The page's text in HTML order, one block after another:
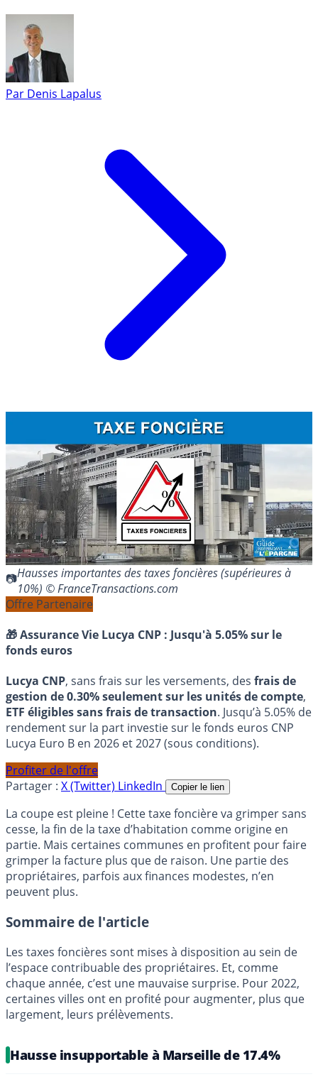
Par Denis Lapalus
Hausses importantes des taxes foncières (supérieures à
10%) © FranceTransactions.com
Offre Partenaire
🎁 Assurance Vie Lucya CNP : Jusqu'à 5.05% sur le
fonds euros
Lucya CNP, sans frais sur les versements, des frais de
gestion de 0.30% seulement sur les unités de compte,
ETF éligibles sans frais de transaction. Jusqu’à 5.05% de
rendement sur la part investie sur le fonds euros CNP
Lucya Euro B en 2026 et 2027 (sous conditions).
Profiter de l'offre
Partager : X (Twitter) LinkedIn Copier le lien
La coupe est pleine ! Cette taxe foncière va grimper sans
cesse, la fin de la taxe d’habitation comme origine en
partie. Mais certaines communes en profitent pour faire
grimper la facture plus que de raison. Une partie des
propriétaires, parfois aux finances modestes, n’en
peuvent plus.
Sommaire de l'article
Les taxes foncières sont mises à disposition au sein de
l’espace contribuable des propriétaires. Et, comme
chaque année, c’est une mauvaise surprise. Pour 2022,
certaines villes ont en profité pour augmenter, plus que
largement, leurs prélèvements.
Hausse insupportable à Marseille de 17.4%